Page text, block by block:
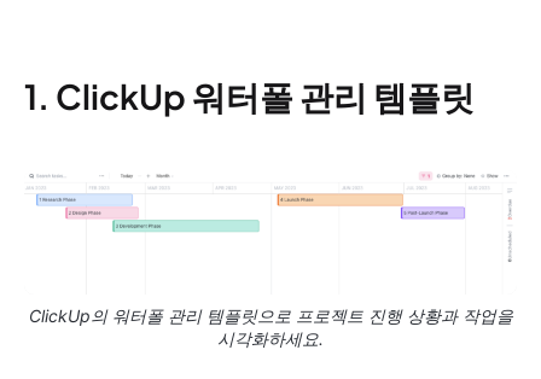
1. ClickUp 워터폴 관리 템플릿
ClickUp의 워터폴 관리 템플릿으로 프로젝트 진행 상황과 작업을
시각화하세요.